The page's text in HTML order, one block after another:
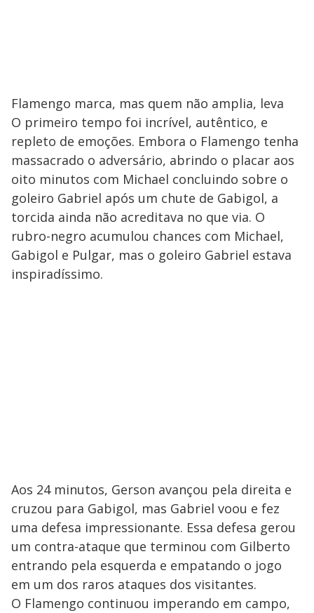
Flamengo marca, mas quem não amplia, leva
O primeiro tempo foi incrível, autêntico, e
repleto de emoções. Embora o Flamengo tenha
massacrado o adversário, abrindo o placar aos
oito minutos com Michael concluindo sobre o
goleiro Gabriel após um chute de Gabigol, a
torcida ainda não acreditava no que via. O
rubro-negro acumulou chances com Michael,
Gabigol e Pulgar, mas o goleiro Gabriel estava
inspiradíssimo.
Aos 24 minutos, Gerson avançou pela direita e
cruzou para Gabigol, mas Gabriel voou e fez
uma defesa impressionante. Essa defesa gerou
um contra-ataque que terminou com Gilberto
entrando pela esquerda e empatando o jogo
em um dos raros ataques dos visitantes.
O Flamengo continuou imperando em campo,